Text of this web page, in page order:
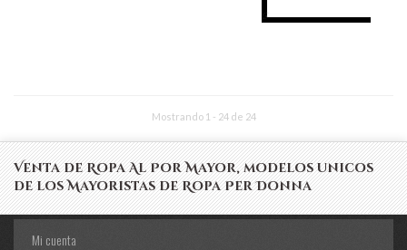
Mostrando 1 - 24 de 24
Venta de Ropa Al Por Mayor, modelos unicos
de los Mayoristas de Ropa Per Donna
Mi cuenta